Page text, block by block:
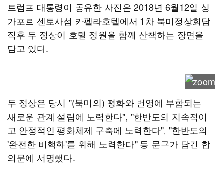
트럼프 대통령이 공유한 사진은 2018년 6월12일 싱
가포르 센토사섬 카펠라호텔에서 1차 북미정상회담
직후 두 정상이 호텔 정원을 함께 산책하는 장면을
담고 있다.
두 정상은 당시 "(북미의) 평화와 번영에 부합되는
새로운 관계 설립에 노력한다", "한반도의 지속적이
고 안정적인 평화체제 구축에 노력한다", "한반도의
'완전한 비핵화'를 위해 노력한다" 등 문구가 담긴 합
의문에 서명했다.